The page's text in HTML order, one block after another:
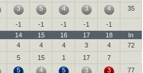
3 5 4 3 4 35
-1 -1 -1 -1
-1
14 15 16 17 18
In
4 4 4 3 4
72
5 15 1 17
7
5 4 5 3 3 77